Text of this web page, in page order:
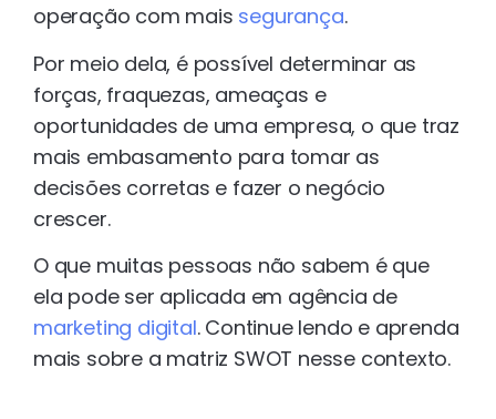
operação com mais segurança.
Por meio dela, é possível determinar as
forças, fraquezas, ameaças e
oportunidades de uma empresa, o que traz
mais embasamento para tomar as
decisões corretas e fazer o negócio
crescer.
O que muitas pessoas não sabem é que
ela pode ser aplicada em agência de
marketing digital. Continue lendo e aprenda
mais sobre a matriz SWOT nesse contexto.